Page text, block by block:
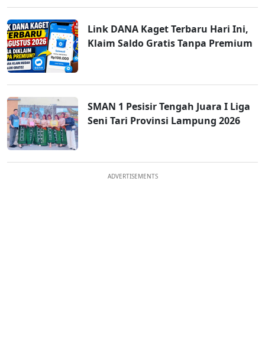
Link DANA Kaget Terbaru Hari Ini,
Klaim Saldo Gratis Tanpa Premium
SMAN 1 Pesisir Tengah Juara I Liga
Seni Tari Provinsi Lampung 2026
ADVERTISEMENTS